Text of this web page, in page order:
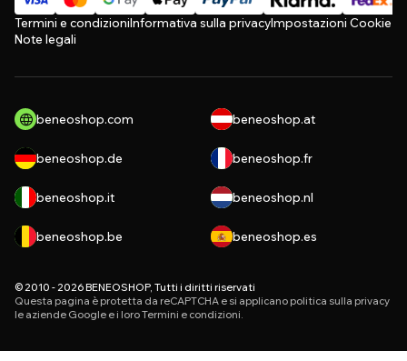
Termini e condizioniInformativa sulla privacyImpostazioni Cookie
Note legali
beneoshop.com beneoshop.at
beneoshop.de beneoshop.fr
beneoshop.it beneoshop.nl
beneoshop.be beneoshop.es
© 2010 - 2026 BENEOSHOP, Tutti i diritti riservati
Questa pagina è protetta da reCAPTCHA e si applicano politica sulla privacy
le aziende Google e i loroTermini e condizioni.